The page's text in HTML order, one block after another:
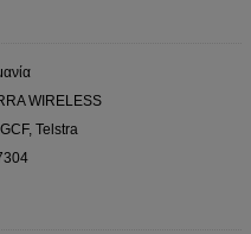
WIRELESS
Telstra